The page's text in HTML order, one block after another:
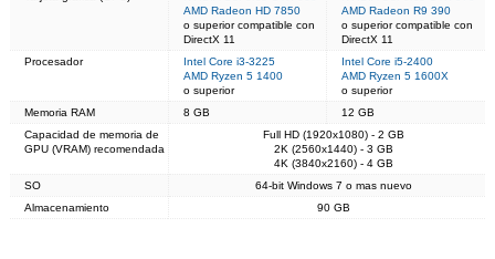
AMD Radeon HD 7850
o superior compatible con
DirectX 11
AMD Radeon R9 390
o superior compatible con
DirectX 11
Procesador
Intel Core i3-3225
AMD Ryzen 5 1400
o superior
Intel Core i5-2400
AMD Ryzen 5 1600X
o superior
Memoria RAM
8 GB
12 GB
Capacidad de memoria de
GPU (VRAM) recomendada
Full HD (1920x1080) - 2 GB
2K (2560x1440) - 3 GB
4K (3840x2160) - 4 GB
SO
64-bit Windows 7 o mas nuevo
Almacenamiento
90 GB